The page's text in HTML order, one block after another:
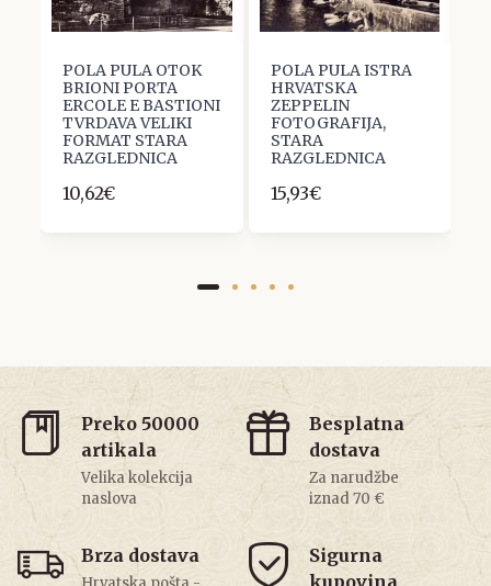
POLA PULA OTOK
BRIONI PORTA
ERCOLE E BASTIONI
TVRDAVA VELIKI
FORMAT STARA
RAZGLEDNICA
10,62€
POLA PULA ISTRA
HRVATSKA
ZEPPELIN
FOTOGRAFIJA,
STARA
RAZGLEDNICA
15,93€
Preko 50000
artikala
Velika kolekcija
naslova
Besplatna
dostava
Za narudžbe
iznad 70 €
Brza dostava
Sigurna